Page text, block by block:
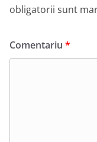
obligatorii sunt
Comentariu *